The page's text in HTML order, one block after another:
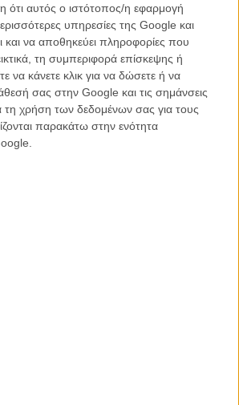
ότι αυτός ο ιστότοπος/η εφαρμογή
υπηρεσίες της Google και
και να αποθηκεύει πληροφορίες που
τη συμπεριφορά επίσκεψης ή
να κάνετε κλικ για να δώσετε ή να
σας στην Google και τις σημάνσεις
τη χρήση των δεδομένων σας για τους
παρακάτω στην ενότητα
εδώ και 7+ χρόνια ως διευθύντρια
σε κινηματογράφο, θέατρο, μουσικά
Εχει κάνει γυρίσματα σε Ελλάδα, Ευρώπη,
Αφρική. Είναι από τις ελάχιστες γυναίκες
ένα μέχρι τώρα ανδροκρατούμενο
τις πρωτοπόρους που χτίζουν τις βάσεις
αλλάξει.
δύο ρεκόρ, με δύο βραβεία. Εγινε